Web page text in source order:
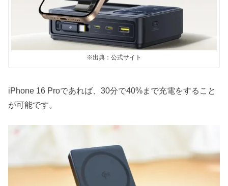
※出典：公式サイト
iPhone 16 Proであれば、30分で40%まで充電をすること
が可能です。